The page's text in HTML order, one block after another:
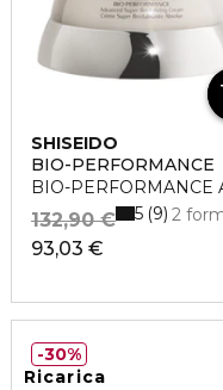
SHISEIDO
BIO-PERFORMANCE
BIO-PERFORMANCE
93,03 €
132,90 € 2
5 9
Ricarica
30%